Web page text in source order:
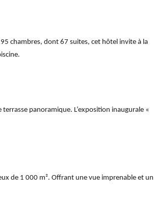
chambres, dont 67 suites, cet hôtel invite à la
panoramique. L’exposition inaugurale «
de 1 000 m². Offrant une vue imprenable et un